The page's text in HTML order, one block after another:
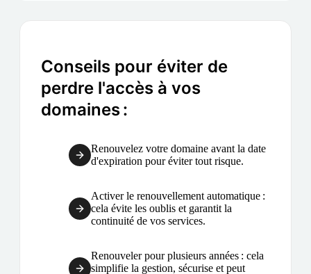
Conseils pour éviter de
perdre l'accès à vos
domaines :
Renouvelez votre domaine avant la date
d'expiration pour éviter tout risque.
Activer le renouvellement automatique :
cela évite les oublis et garantit la
continuité de vos services.
Renouveler pour plusieurs années : cela
simplifie la gestion, sécurise et peut